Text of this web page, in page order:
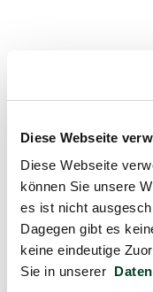
Diese Webseite
Diese Webseite
können Sie unsere
es ist nicht
Dagegen gibt es
keine eindeutige
Sie in unserer